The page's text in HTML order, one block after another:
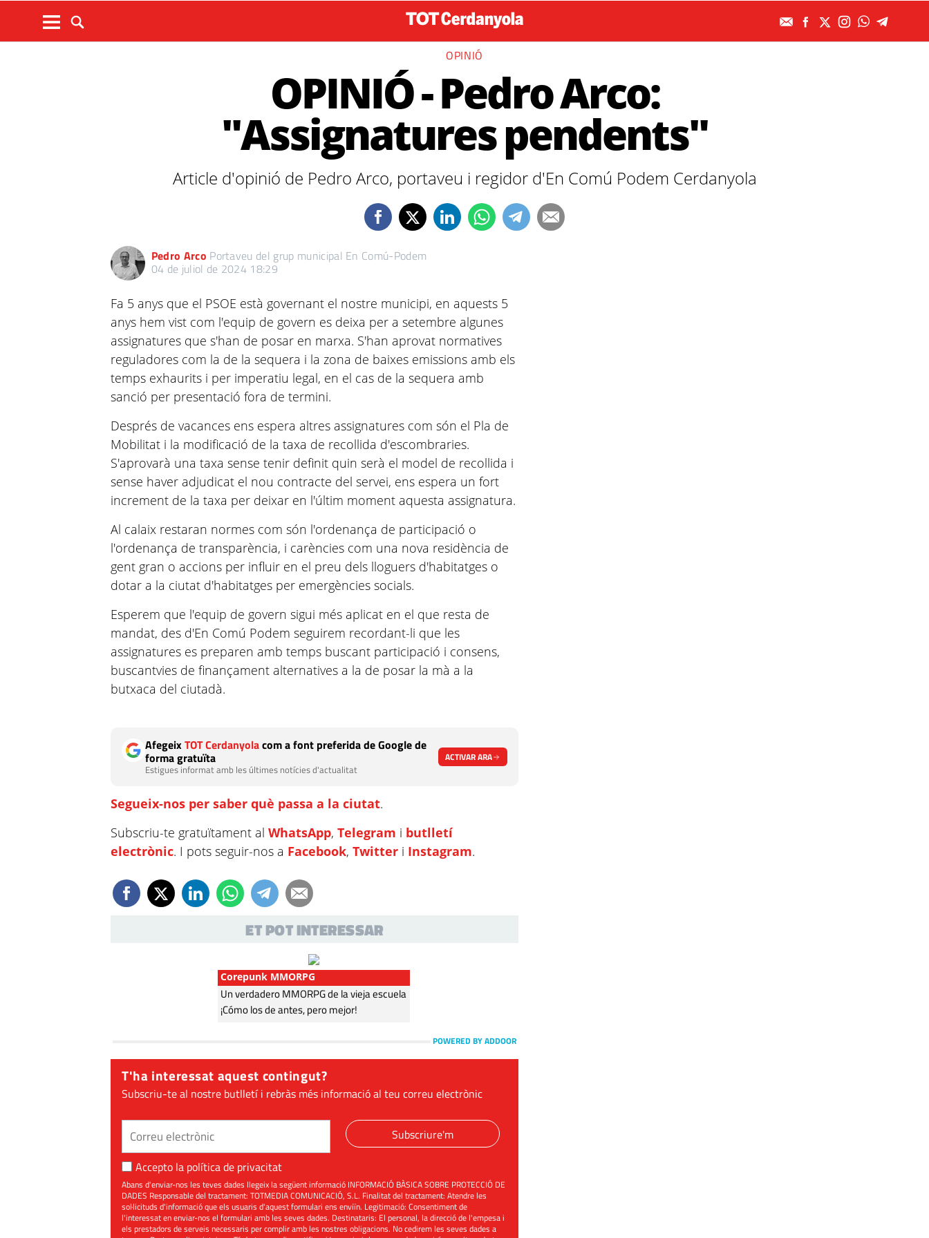
OPINIÓ
OPINIÓ - Pedro Arco:
"Assignatures pendents"
Article d'opinió de Pedro Arco, portaveu i regidor d'En Comú Podem Cerdanyola
Pedro Arco Portaveu del grup municipal En Comú-Podem
04 de juliol de 2024 18:29
Fa 5 anys que el PSOE està governant el nostre municipi, en aquests 5
anys hem vist com l'equip de govern es deixa per a setembre algunes
assignatures que s'han de posar en marxa. S'han aprovat normatives
reguladores com la de la sequera i la zona de baixes emissions amb els
temps exhaurits i per imperatiu legal, en el cas de la sequera amb
sanció per presentació fora de termini.
Després de vacances ens espera altres assignatures com són el Pla de
Mobilitat i la modificació de la taxa de recollida d'escombraries.
S'aprovarà una taxa sense tenir definit quin serà el model de recollida i
sense haver adjudicat el nou contracte del servei, ens espera un fort
increment de la taxa per deixar en l'últim moment aquesta assignatura.
Al calaix restaran normes com són l'ordenança de participació o
l'ordenança de transparència, i carències com una nova residència de
gent gran o accions per influir en el preu dels lloguers d'habitatges o
dotar a la ciutat d'habitatges per emergències socials.
Esperem que l'equip de govern sigui més aplicat en el que resta de
mandat, des d'En Comú Podem seguirem recordant-li que les
assignatures es preparen amb temps buscant participació i consens,
buscantvies de finançament alternatives a la de posar la mà a la
butxaca del ciutadà.
AfegeixTOT Cerdanyolacom a font preferida de Google de
forma gratuïta
Estigues informat amb les últimes notícies d'actualitat
ACTIVAR ARA
Segueix-nos per saber què passa a la ciutat.
Subscriu-te gratuïtament alWhatsApp,Telegram i butlletí
electrònic. I pots seguir-nos a Facebook,Twitter i Instagram.
ET POT INTERESSAR
Corepunk MMORPG
Un verdadero MMORPG de la vieja escuela
¡Cómo los de antes, pero mejor!
POWERED BY ADDOOR
T'ha interessat aquest contingut?
Subscriu-te al nostre butlletí i rebràs més informació al teu correu electrònic
Subscriure'm
Accepto la política de privacitat
Abans d'enviar-nos les teves dades llegeix la següent informació INFORMACIÓ BÀSICA SOBRE PROTECCIÓ DE
DADES Responsable del tractament: TOTMEDIA COMUNICACIÓ, S.L. Finalitat del tractament: Atendre les
sol·licituds d'informació que els usuaris d'aquest formulari ens enviïn. Legitimació: Consentiment de
l'interessat en enviar-nos el formulari amb les seves dades. Destinataris: El personal, la direcció de l'empesa i
els prestadors de serveis necessaris per complir amb les nostres obligacions. No cedirem les seves dades a